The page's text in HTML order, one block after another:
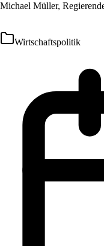
Michael Müller,
Wirtschaftspolitik